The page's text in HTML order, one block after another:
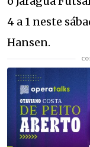
4 a 1 neste
Hansen.